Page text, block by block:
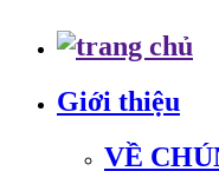
Giới thiệu
VỀ